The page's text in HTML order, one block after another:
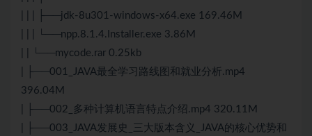
| | | ├──jdk-8u301-windows-x64.exe 169.46M
| | | └──npp.8.1.4.Installer.exe 3.86M
| | └──mycode.rar 0.25kb
| ├──001_JAVA最全学习路线图和就业分析.mp4
396.04M
| ├──002_多种计算机语言特点介绍.mp4 320.11M
| ├──003_JAVA发展史_三大版本含义_JAVA的核心优势和